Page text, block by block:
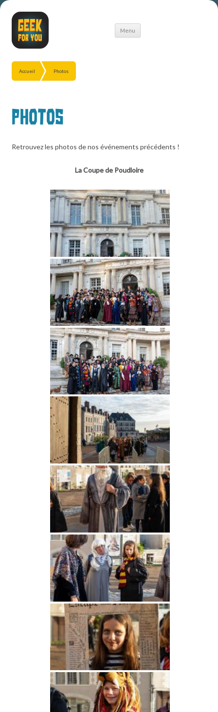
Menu
Aller
Accueil Photos
Photos
Retrouvez les photos de nos événements précédents !
La Coupe de Poudloire